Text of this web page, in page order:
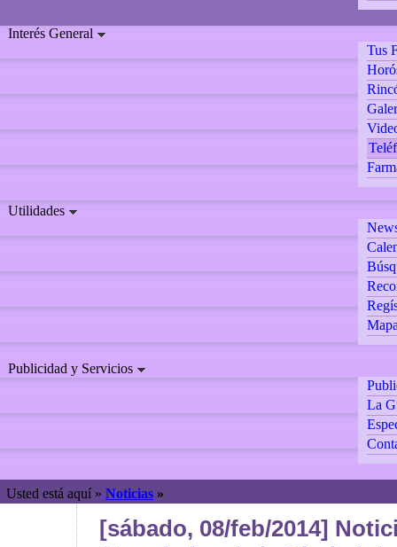
Interés General
Tus
Utilidades
Publicidad y Servicios
La
Usted está aquí » Noticias »
[sábado, 08/feb/2014]